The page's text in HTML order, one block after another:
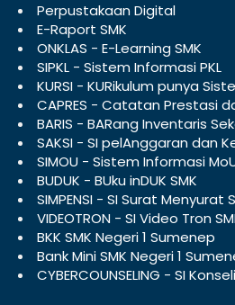
Perpustakaan Digital
E-Raport SMK
ONKLAS - E-Learning SMK
SIPKL - Sistem Informasi PKL
KURSI - KURikulum punya
CAPRES - Catatan Prestasi
BARIS - BARang Inventaris
SAKSI - SI pelAnggaran dan
SIMOU - Sistem Informasi
BUDUK - BUku inDUK SMK
SIMPENSI - SI Surat Menyurat
VIDEOTRON - SI Video Tron
BKK SMK Negeri 1 Sumenep
Bank Mini SMK Negeri 1
CYBERCOUNSELING - SI